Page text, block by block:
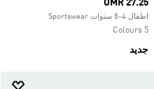
OMR 27.25
اطفال 4-8 سنوات Sportswear
5 Colours
جديد